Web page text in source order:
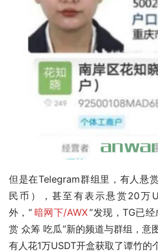
但是在Telegram群组里，有人悬
民币），甚至有表示悬赏20万
外，“ 暗网下/AWX”发现，TG已
赏 众筹 吃瓜”新的频道与群组，意
有人花1万USDT开盒获取了谭竹的